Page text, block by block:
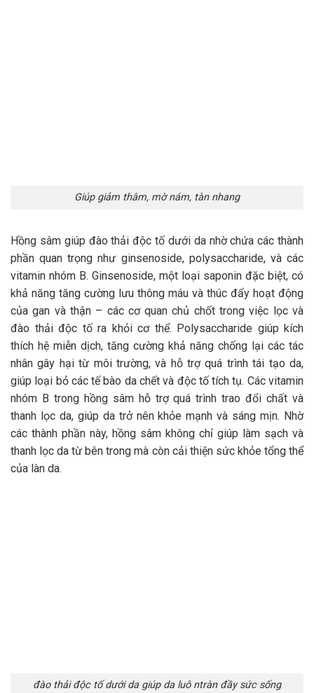
Giúp giảm thâm, mờ nám, tàn nhang
Hồng sâm giúp đào thải độc tố dưới da nhờ chứa các thành
phần quan trọng như ginsenoside, polysaccharide, và các
vitamin nhóm B. Ginsenoside, một loại saponin đặc biệt, có
khả năng tăng cường lưu thông máu và thúc đẩy hoạt động
của gan và thận – các cơ quan chủ chốt trong việc lọc và
đào thải độc tố ra khỏi cơ thể. Polysaccharide giúp kích
thích hệ miễn dịch, tăng cường khả năng chống lại các tác
nhân gây hại từ môi trường, và hỗ trợ quá trình tái tạo da,
giúp loại bỏ các tế bào da chết và độc tố tích tụ. Các vitamin
nhóm B trong hồng sâm hỗ trợ quá trình trao đổi chất và
thanh lọc da, giúp da trở nên khỏe mạnh và sáng mịn. Nhờ
các thành phần này, hồng sâm không chỉ giúp làm sạch và
thanh lọc da từ bên trong mà còn cải thiện sức khỏe tổng thể
của làn da.
đào thải độc tố dưới da giúp da luô ntràn đầy sức sống